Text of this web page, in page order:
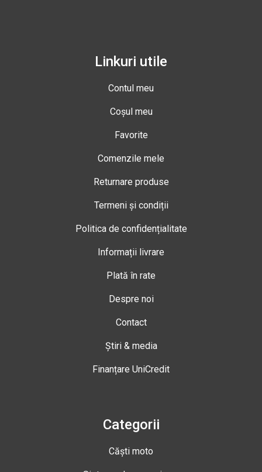
Linkuri utile
Contul meu
Coșul meu
Favorite
Comenzile mele
Returnare produse
Termeni și condiții
Politica de confidențialitate
Informații livrare
Plată în rate
Despre noi
Contact
Știri & media
Finanțare UniCredit
Categorii
Căști moto